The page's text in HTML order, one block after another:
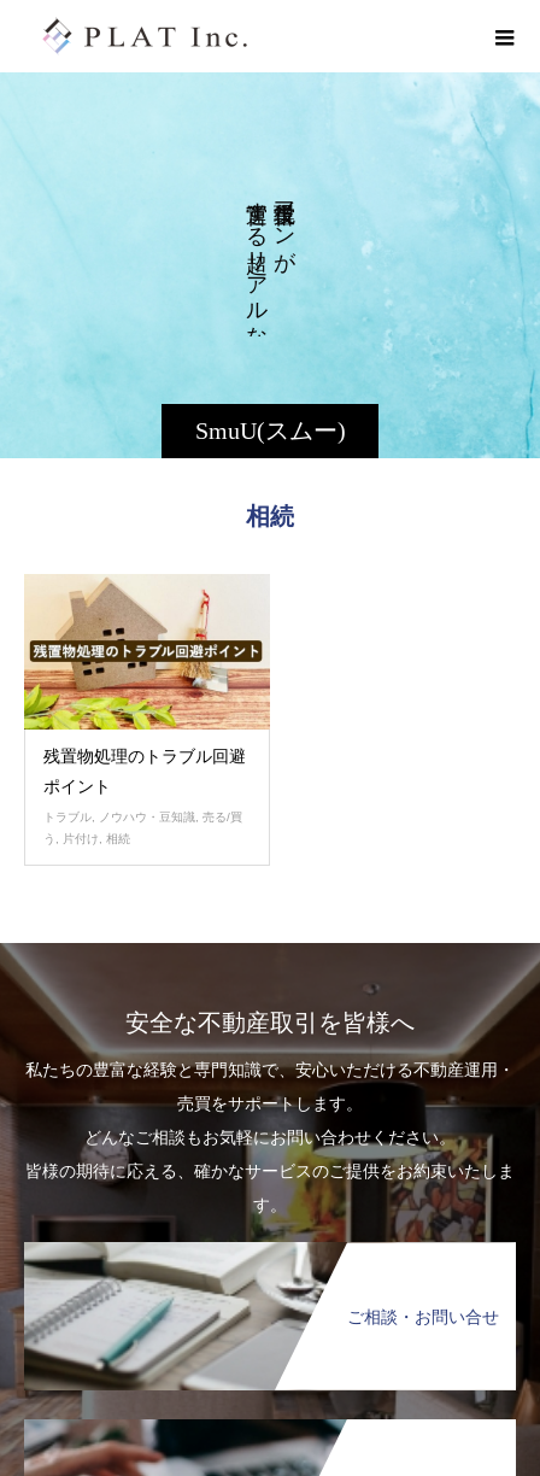
SmuU(スムー)
マ
ン
が
す
る
リ
ア
ル
な
相続
残置物処理のトラブル回避
ポイント
トラブル, ノウハウ・豆知識, 売る/買
う , 片付け, 相続
安全な不動産取引を皆様へ
私たちの豊富な経験と専門知識で、安心いただける不動産運用・
売買をサポートします。
どんなご相談もお気軽にお問い合わせください。
皆様の期待に応える、確かなサービスのご提供をお約束いたしま
す。
ご相談・お問い合せ